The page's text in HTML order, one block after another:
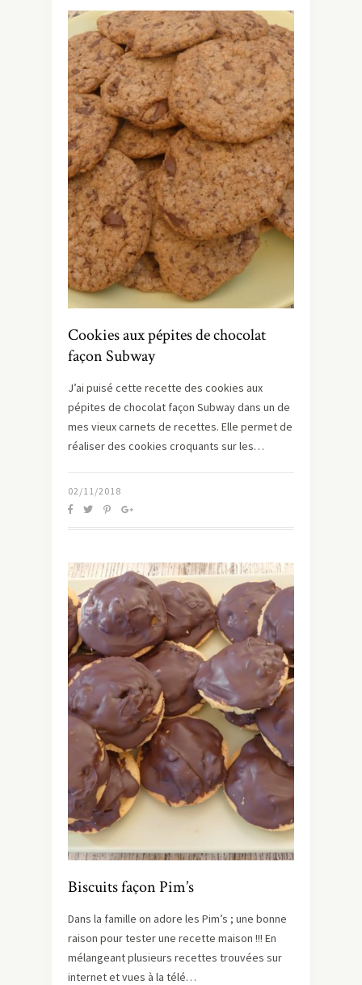
Cookies aux pépites de chocolat
façon Subway
J’ai puisé cette recette des cookies aux
pépites de chocolat façon Subway dans un de
mes vieux carnets de recettes. Elle permet de
réaliser des cookies croquants sur les…
02/11/2018
Biscuits façon Pim’s
Dans la famille on adore les Pim’s ; une bonne
raison pour tester une recette maison !!! En
mélangeant plusieurs recettes trouvées sur
internet et vues à la télé…